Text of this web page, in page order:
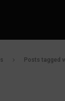
Posts tagged